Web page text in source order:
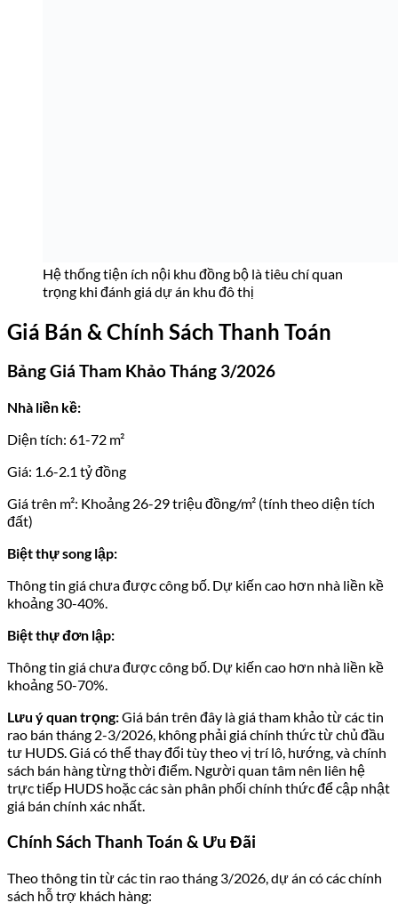
Hệ thống tiện ích nội khu đồng bộ là tiêu chí quan
trọng khi đánh giá dự án khu đô thị
Giá Bán & Chính Sách Thanh Toán
Bảng Giá Tham Khảo Tháng 3/2026
Nhà liền kề:
Diện tích: 61-72 m²
Giá: 1.6-2.1 tỷ đồng
Giá trên m²: Khoảng 26-29 triệu đồng/m² (tính theo diện tích
đất)
Biệt thự song lập:
Thông tin giá chưa được công bố. Dự kiến cao hơn nhà liền kề
khoảng 30-40%.
Biệt thự đơn lập:
Thông tin giá chưa được công bố. Dự kiến cao hơn nhà liền kề
khoảng 50-70%.
Lưu ý quan trọng:Giá bán trên đây là giá tham khảo từ các tin
rao bán tháng 2-3/2026, không phải giá chính thức từ chủ đầu
tư HUDS. Giá có thể thay đổi tùy theo vị trí lô, hướng, và chính
sách bán hàng từng thời điểm. Người quan tâm nên liên hệ
trực tiếp HUDS hoặc các sàn phân phối chính thức để cập nhật
giá bán chính xác nhất.
Chính Sách Thanh Toán & Ưu Đãi
Theo thông tin từ các tin rao tháng 3/2026, dự án có các chính
sách hỗ trợ khách hàng: